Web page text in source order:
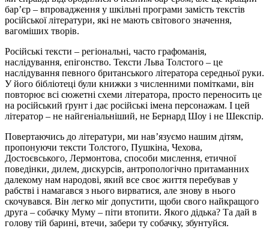
бар’єр – впровадження у шкільні програми замість текстів
російської літератури, які не мають світового значення,
вагоміших творів.
Російські тексти – регіональні, часто графоманія,
наслідування, епігонство. Тексти Льва Толстого – це
наслідування певного британського літератора середньої руки.
У його бібліотеці були книжки з численними помітками, він
повторює всі сюжетні схеми літератора, просто переносить це
на російський ґрунт і дає російські імена персонажам. І цей
літератор – не найгеніальніший, не Бернард Шоу і не Шекспір.
Повертаючись до літератури, ми нав’язуємо нашим дітям,
пропонуючи тексти Толстого, Пушкіна, Чехова,
Достоєвського, Лермонтова, способи мислення, етичної
поведінки, дилем, дискурсів, антропологічно притаманних
далекому нам народові, який все своє життя перебував у
рабстві і намагався з нього вирватися, але знову в нього
скочувався. Він легко міг допустити, щоби свого найкращого
друга – собачку Муму – піти втопити. Якого дідька? Та дай в
голову тій барині, втечи, забери ту собачку, збунтуйся.